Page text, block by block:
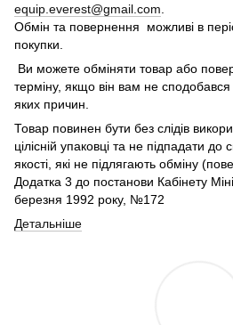
equip.everest@gmail.com
Обмін та повернення можливі в
покупки.
Ви можете обміняти товар або
терміну, якщо він вам не
яких причин.
Товар повинен бути без слідів
цілісній упаковці та не підпадати до
якості, які не підлягають обміну
Додатка 3 до постанови Кабінету
березня 1992 року, №172
Детальніше